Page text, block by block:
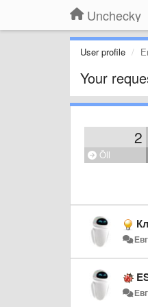
Unchecky
User profile
Your
2
Öll